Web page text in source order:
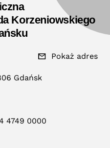
Korzeniowskiego
Pokaż adres
Gdańsk
4749 0000